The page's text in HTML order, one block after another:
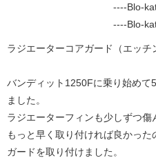
----Blo-
----Blo-
ラジエーターコアガード（エッ
バンディット1250Fに乗り始めて
ました。
ラジエーターフィンも少しずつ傷
もっと早く取り付ければ良かっ
ガードを取り付けました。